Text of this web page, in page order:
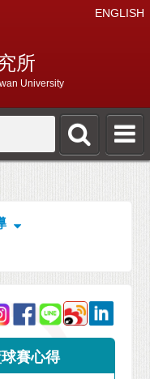
ENGLISH
所
University
賽心得